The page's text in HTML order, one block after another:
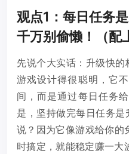
观点1：每日任务
千万别偷懒！（配
先说个大实话：升级快的
游戏设计得很聪明，它
间，而是通过每日任务
是，坚持做完每日任务是
说？因为它像游戏给你
时搞定，就能稳定赚一大